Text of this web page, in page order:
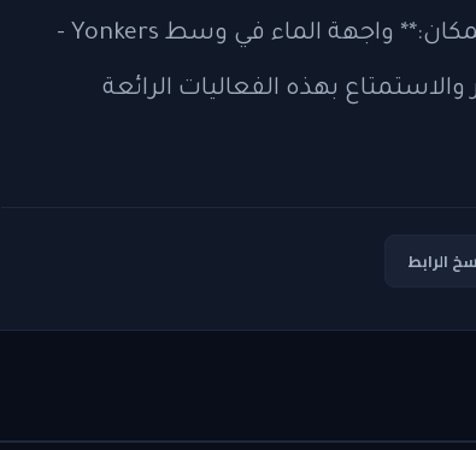
مساءً #### Yonkers - **التاريخ:** 4 يوليو - **المكان:** واجهة الماء في وسط Yonkers -
والاستمتاع بهذه الفعاليات الرائعة
الرابط